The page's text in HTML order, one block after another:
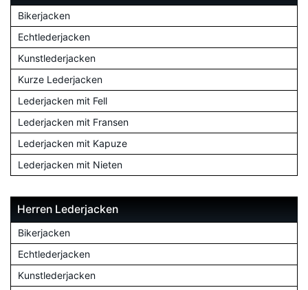
Bikerjacken
Echtlederjacken
Kunstlederjacken
Kurze Lederjacken
Lederjacken mit Fell
Lederjacken mit Fransen
Lederjacken mit Kapuze
Lederjacken mit Nieten
Herren Lederjacken
Bikerjacken
Echtlederjacken
Kunstlederjacken